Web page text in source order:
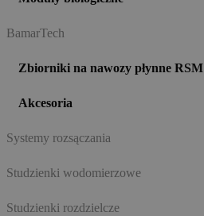
BamarTech
Zbiorniki na nawozy płynne RSM
Akcesoria
Systemy rozsączania
Studzienki wodomierzowe
Studzienki rozdzielcze